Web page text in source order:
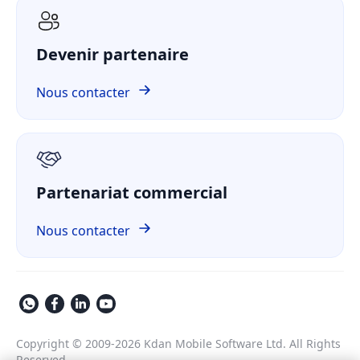
Santé
Finance
Livre blanc
Étude de cas
ComPDF AI
ComPDF Cloud
ComPDF sur GitHub
Devenir partenaire
Nous contacter
Partenariat commercial
Nous contacter
Copyright © 2009-2026 Kdan Mobile Software Ltd. All Rights